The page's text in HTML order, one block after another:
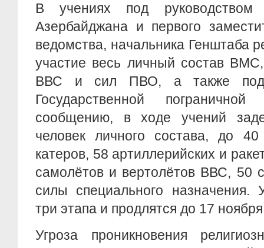
В учениях под руководством
Азербайджана и первого
ведомства, начальника Генштаба
участие весь личный состав
ВВС и сил ПВО, а также
Государственной
сообщению, в ходе учений
человек личного состава, до
катеров, 58 артиллерийских и
самолётов и вертолётов ВВС, 50
силы специального назначения.
три этапа и продлятся до 17
Угроза проникновения